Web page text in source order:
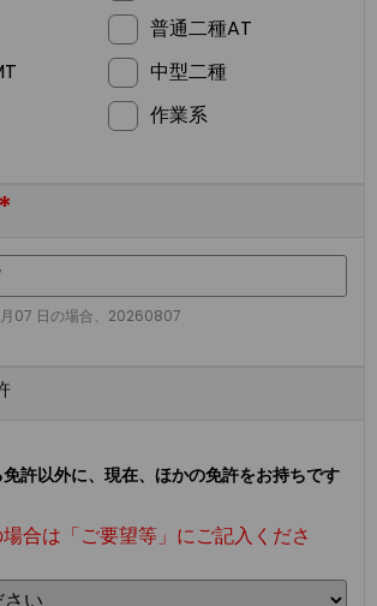
普通二種AT
中型二種
作業系
*
07 日の場合、20260807
許以外に、現在、ほかの免許をお持ちです
合は「ご要望等」にご記入くださ